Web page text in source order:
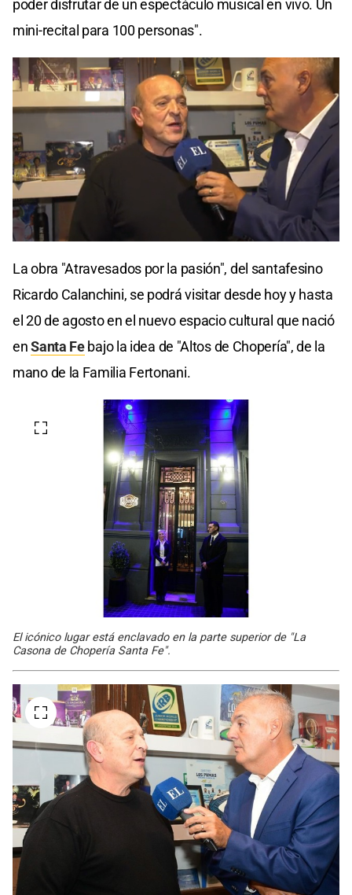
poder disfrutar de un espectáculo musical en vivo. Un
mini-recital para 100 personas".
La obra "Atravesados por la pasión", del santafesino
Ricardo Calanchini, se podrá visitar desde hoy y hasta
el 20 de agosto en el nuevo espacio cultural que nació
enSanta Febajo la idea de "Altos de Chopería", de la
mano de la Familia Fertonani.
El icónico lugar está enclavado en la parte superior de "La
Casona de Chopería Santa Fe".